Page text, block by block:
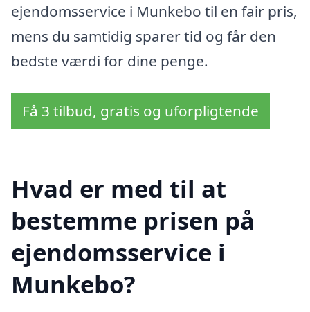
ejendomsservice i Munkebo til en fair pris,
mens du samtidig sparer tid og får den
bedste værdi for dine penge.
Få 3 tilbud, gratis og uforpligtende
Hvad er med til at
bestemme prisen på
ejendomsservice i
Munkebo?